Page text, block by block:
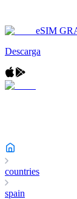
eSIM
Descarga
countries
spain